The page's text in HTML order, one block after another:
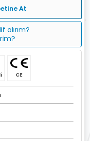
At
alırım?
CE